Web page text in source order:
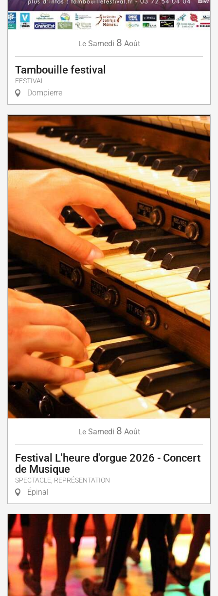
Le Samedi 8 Août
Tambouille festival
FESTIVAL
Dompierre
Le Samedi 8 Août
Festival L'heure d'orgue 2026 - Concert
de Musique
SPECTACLE, REPRÉSENTATION
Épinal